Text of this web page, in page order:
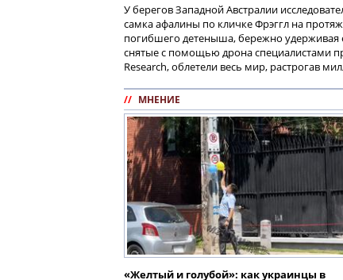
У берегов Западной Австралии
самка афалины по кличке Фрэггл на
погибшего детеныша, бережно удерживая
снятые с помощью дрона специалистами
Research, облетели весь мир, растрогав
// МНЕНИЕ
«Желтый и голубой»: как украинцы в